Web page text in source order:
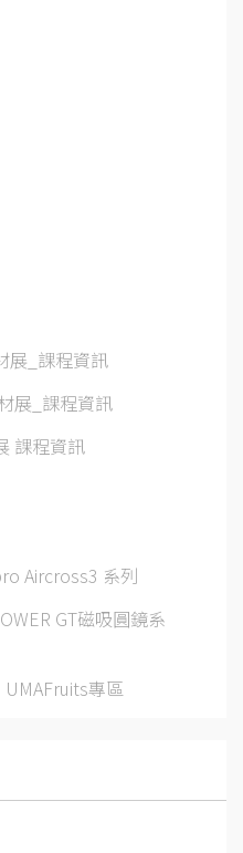
展_課程資訊
展_課程資訊
課程資訊
Aircross3 系列
GT磁吸圓鏡系
專區